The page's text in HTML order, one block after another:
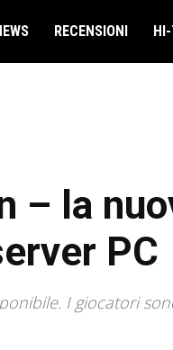
RECENSIONI
– la
PC
I giocatori